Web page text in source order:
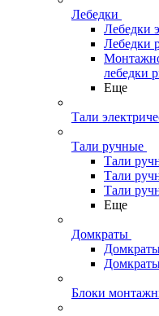
Лебедки
Лебедки
Лебедки
лебедки
Еще
Тали
Тали ручные
Тали
Тали
Тали
Еще
Домкраты
Блоки